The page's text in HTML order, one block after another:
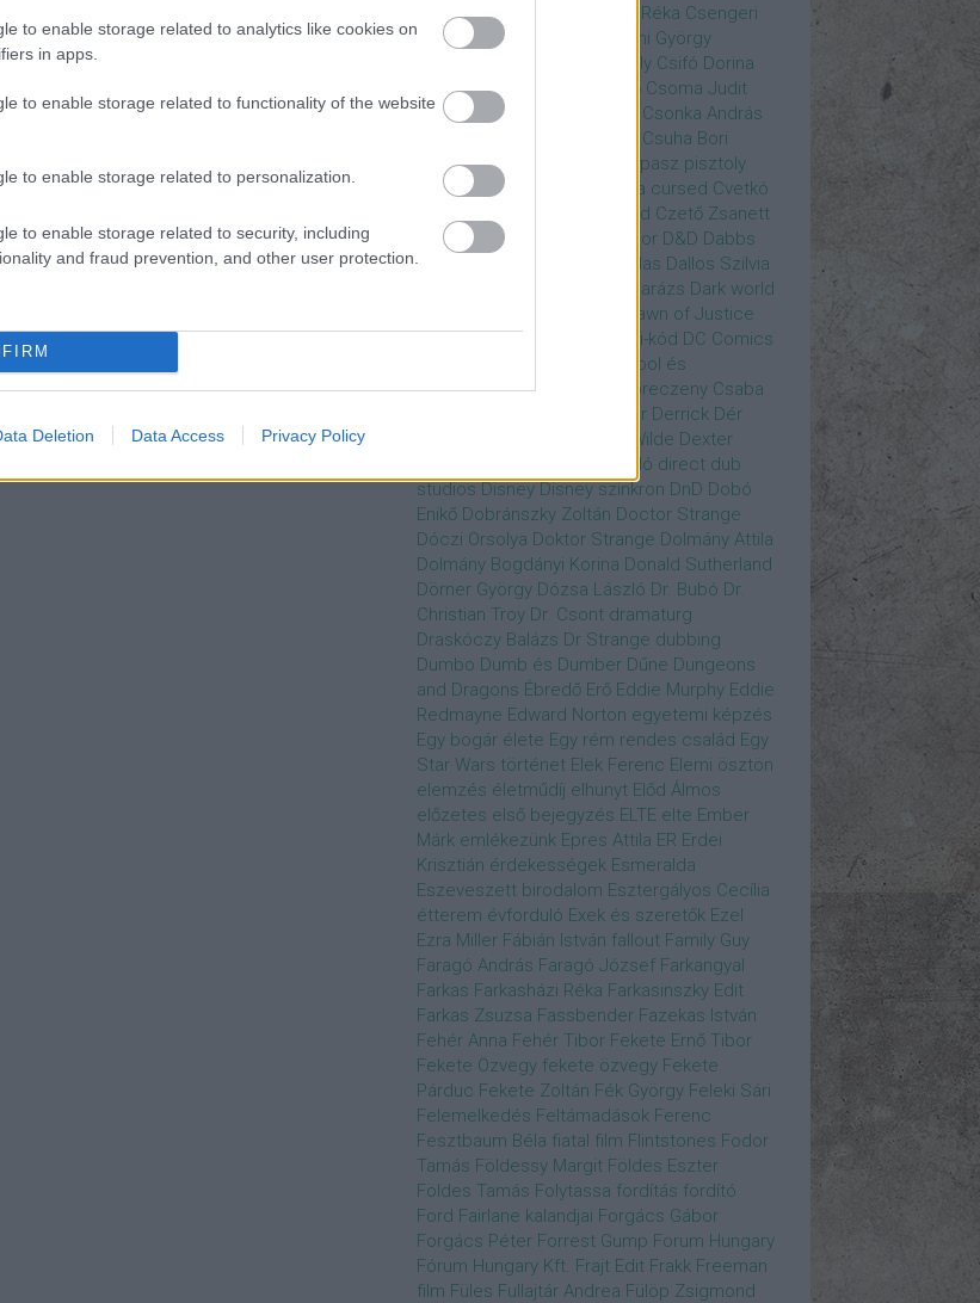
to enable storage related to analytics like cookies on
in apps.
to enable storage related to functionality of the website
to enable storage related to personalization.
to enable storage related to security, including
and fraud prevention, and other user protection.
Deletion Data Access Privacy Policy
Róbert Cseke Péter Csellár Réka Csengeri
Attila
Csere Ágnes
Cserhalmi György
Csiby Gergely Csifó Dorina
Csillagok Háborúja
Csodanő Csoma Judit
Csomós Mari
Csonka András
Csuha Bori
Csuha Lajos
Csupasz pisztoly
Csurka László
Csűrös Karola cursed Cvetkó
Czető Roland Czető Zsanett
Czigány Judit
Czvetkó Sándor D&D Dabbs
Greer
Dallas Dallos Szilvia
Darázs Dark world
Dawn of Justice
Days of Future Past
Da Vinci-kód DC Comics
Deadpool és
Rozsomák Dead To Me
Debreczeny Csaba
Denevérember Derrick Dér
Devora Wilde Dexter
díjátadó direct dub
studios Disney Disney szinkron DnD Dobó
Enikő Dobránszky Zoltán Doctor Strange
Dóczi Orsolya Doktor Strange Dolmány Attila
Dolmány Bogdányi Korina Donald Sutherland
Dörner György Dózsa László Dr. Bubó Dr.
Christian Troy Dr. Csont dramaturg
Draskóczy Balázs Dr Strange dubbing
Dumbo Dumb és Dumber Dűne Dungeons
and Dragons Ébredő Erő Eddie Murphy Eddie
Redmayne Edward Norton egyetemi képzés
Egy bogár élete Egy rém rendes család Egy
Star Wars történet Elek Ferenc Elemi ösztön
elemzés életműdíj elhunyt Előd Álmos
előzetes első bejegyzés ELTE elte Ember
Márk emlékezünk Epres Attila ER Erdei
Krisztián érdekességek Esmeralda
Eszeveszett birodalom Esztergályos Cecília
étterem évforduló Exek és szeretők Ezel
Ezra Miller Fábián István fallout Family Guy
Faragó András Faragó József Farkangyal
Farkas Farkasházi Réka Farkasinszky Edit
Farkas Zsuzsa Fassbender Fazekas István
Fehér Anna Fehér Tibor Fekete Ernő Tibor
Fekete Özvegy fekete özvegy Fekete
Párduc Fekete Zoltán Fék György Feleki Sári
Felemelkedés Feltámadások Ferenc
Fesztbaum Béla fiatal film Flintstones Fodor
Tamás Földessy Margit Földes Eszter
Földes Tamás Folytassa fordítás fordító
Ford Fairlane kalandjai Forgács Gábor
Forgács Péter Forrest Gump Forum Hungary
Fórum Hungary Kft. Frajt Edit Frakk Freeman
film Füles Fullajtár Andrea Fülöp Zsigmond